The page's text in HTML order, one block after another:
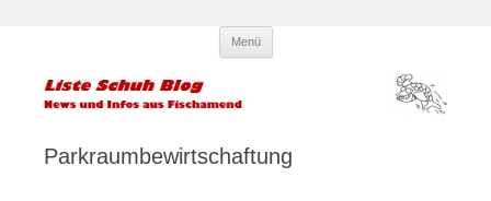
Liste Schuh Blog – KPÖ
Fischamend – Kommunisten und
Parteilose
Infos und News aus Fischamend
Menü
Parkraumbewirtschaftung